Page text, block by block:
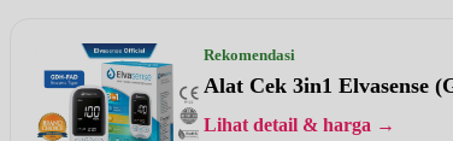
Rekomendasi
Alat Cek 3in1 Elvasense
Lihat detail & harga →